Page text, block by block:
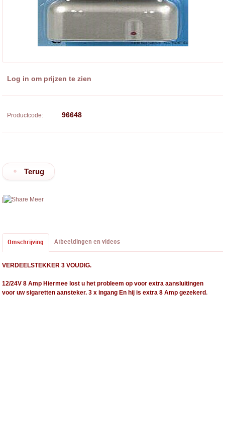
Log in om prijzen te zien
Productcode: 96648
Terug
Meer
Omschrijving Afbeeldingen en videos
VERDEELSTEKKER 3 VOUDIG.
12/24V 8 Amp Hiermee lost u het probleem op voor extra aansluitingen
voor uw sigaretten aansteker. 3 x ingang En hij is extra 8 Amp gezekerd.